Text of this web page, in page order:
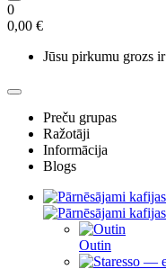
0
0,00 €
Jūsu pirkumu grozs
Preču grupas
Ražotāji
Informācija
Blogs
Outin